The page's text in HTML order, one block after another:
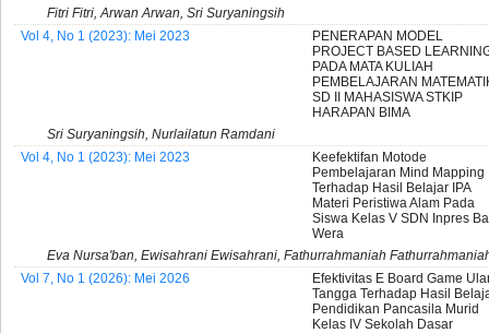
Fitri Fitri, Arwan Arwan, Sri Suryaningsih
Vol 4, No 1 (2023): Mei 2023
PENERAPAN MODEL
PROJECT BASED
PADA MATA KULIAH
PEMBELAJARAN
SD II MAHASISWA STKIP
HARAPAN BIMA
Sri Suryaningsih, Nurlailatun Ramdani
Vol 4, No 1 (2023): Mei 2023
Keefektifan Motode
Pembelajaran Mind Mapping
Terhadap Hasil Belajar IPA
Materi Peristiwa Alam Pada
Siswa Kelas V SDN Inpres
Wera
Eva Nursa'ban, Ewisahrani Ewisahrani, Fathurrahmaniah
Vol 7, No 1 (2026): Mei 2026
Efektivitas E Board Game
Tangga Terhadap Hasil
Pendidikan Pancasila Murid
Kelas IV Sekolah Dasar